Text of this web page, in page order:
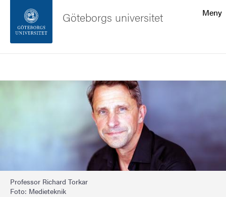
Sidfoten
Meny
Göteborgs universitet
Bild
Professor Richard Torkar
Foto: Medieteknik